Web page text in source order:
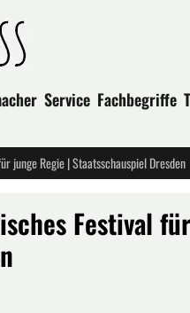
Service Fachbegriffe
junge Regie | Staatsschauspiel Dresden
Festival